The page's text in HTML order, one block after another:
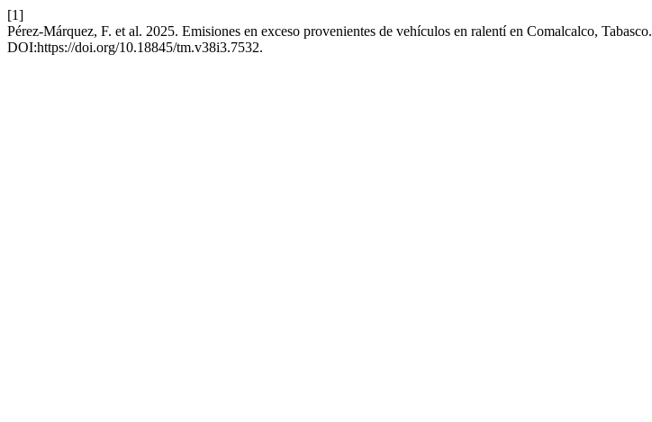
[1]
Pérez-Márquez, F. et al. 2025. Emisiones en exceso provenientes de vehículos en ralentí en Comalcalco, Tabasco.
DOI:https://doi.org/10.18845/tm.v38i3.7532.